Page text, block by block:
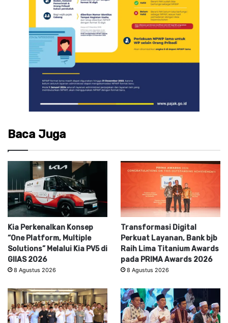
Baca Juga
Kia Perkenalkan Konsep
“One Platform, Multiple
Solutions” Melalui Kia PV5 di
GIIAS 2026
8 Agustus 2026
Transformasi Digital
Perkuat Layanan, Bank bjb
Raih Lima Titanium Awards
pada PRIMA Awards 2026
8 Agustus 2026